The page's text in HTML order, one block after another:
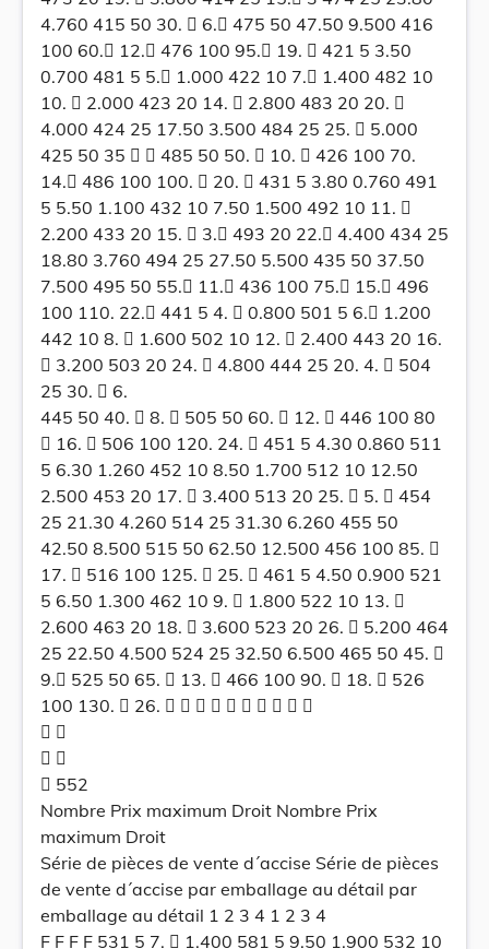
4.760 415 50 30.  6. 475 50 47.50 9.500 416
100 60. 12. 476 100 95. 19.  421 5 3.50
0.700 481 5 5. 1.000 422 10 7. 1.400 482 10
10.  2.000 423 20 14.  2.800 483 20 20. 
4.000 424 25 17.50 3.500 484 25 25.  5.000
425 50 35   485 50 50.  10.  426 100 70.
14. 486 100 100.  20.  431 5 3.80 0.760 491
5 5.50 1.100 432 10 7.50 1.500 492 10 11. 
2.200 433 20 15.  3. 493 20 22. 4.400 434 25
18.80 3.760 494 25 27.50 5.500 435 50 37.50
7.500 495 50 55. 11. 436 100 75. 15. 496
100 110. 22. 441 5 4.  0.800 501 5 6. 1.200
442 10 8.  1.600 502 10 12.  2.400 443 20 16.
 3.200 503 20 24.  4.800 444 25 20. 4.  504
25 30.  6.
445 50 40.  8.  505 50 60.  12.  446 100 80
 16.  506 100 120. 24.  451 5 4.30 0.860 511
5 6.30 1.260 452 10 8.50 1.700 512 10 12.50
2.500 453 20 17.  3.400 513 20 25.  5.  454
25 21.30 4.260 514 25 31.30 6.260 455 50
42.50 8.500 515 50 62.50 12.500 456 100 85. 
17.  516 100 125.  25.  461 5 4.50 0.900 521
5 6.50 1.300 462 10 9.  1.800 522 10 13. 
2.600 463 20 18.  3.600 523 20 26.  5.200 464
25 22.50 4.500 524 25 32.50 6.500 465 50 45. 
9. 525 50 65.  13.  466 100 90.  18.  526
100 130.  26.          
 
 
 552
Nombre Prix maximum Droit Nombre Prix
maximum Droit
Série de pièces de vente d´accise Série de pièces
de vente d´accise par emballage au détail par
emballage au détail 1 2 3 4 1 2 3 4
F F F F 531 5 7.  1.400 581 5 9.50 1.900 532 10